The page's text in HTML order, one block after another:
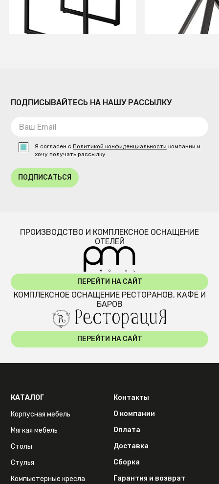
В КОРЗИНУ В
ПОДПИСЫВАЙТЕСЬ НА НАШУ РАССЫЛКУ
Я согласен сПолитикой конфиденциальности компании и
хочу получать рассылку
ПОДПИСАТЬСЯ
ПРОИЗВОДСТВО И КОМПЛЕКСНОЕ ОСНАЩЕНИЕ
ОТЕЛЕЙ
ПЕРЕЙТИ НА САЙТ
КОМПЛЕКСНОЕ ОСНАЩЕНИЕ РЕСТОРАНОВ, КАФЕ И
БАРОВ
ПЕРЕЙТИ НА САЙТ
КАТАЛОГ
Корпусная мебель
Мягкая мебель
Столы
Стулья
Компьютерные кресла
Контакты
О компании
Оплата
Доставка
Сборка
Гарантия и возврат